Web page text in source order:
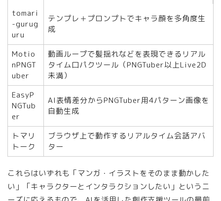
tomari
-gurug
uru
テンプレ＋プロンプトでキャラ顔を多角度生
成
Motio
nPNGT
uber
動画ループで髪揺れなどを表現できるリアル
タイム口パクツール（PNGTuber以上Live2D
未満）
EasyP
NGTub
er
AI表情差分からPNGTuber用4パターン画像を
自動生成
トマリ
トーク
ブラウザ上で動作するリアルタイム会話アバ
ター
これらはいずれも「マンガ・イラストをそのまま動かした
い」「キャラクターとインタラクションしたい」というニ